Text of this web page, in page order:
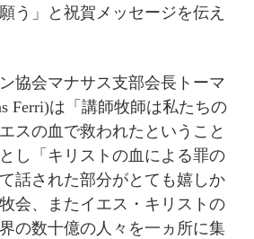
う」と祝賀メッセージを伝え
協会マナサス支部会長トーマ
Ferri)は「講師牧師は私たちの
スの血で救われたということ
し「キリストの血による罪の
話された部分がとても嬉しか
会、またイエス・キリストの
の数十億の人々を一ヵ所に集